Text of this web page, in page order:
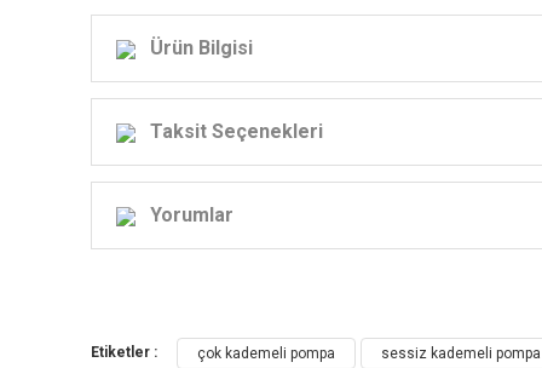
Ürün Bilgisi
Taksit Seçenekleri
Yorumlar
Etiketler : çok kademeli pompa sessiz kademeli pompa